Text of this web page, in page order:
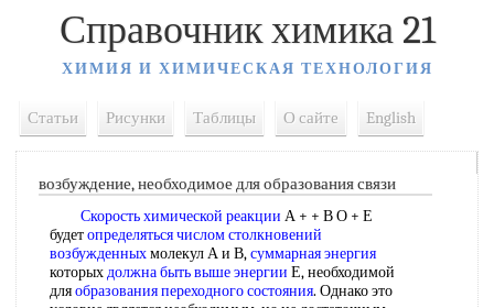
Справочник химика 21
ХИМИЯ И ХИМИЧЕСКАЯ ТЕХНОЛОГИЯ
Статьи Рисунки Таблицы О сайте English
возбуждение, необходимое для образования связи
Скорость химической реакции А + + В О + Е
будетопределяться числомстолкновений
возбужденныхмолекул А и В,суммарная энергия
которыхдолжна бытьвыше энергии Е, необходимой
дляобразования переходного состояния. Однако это